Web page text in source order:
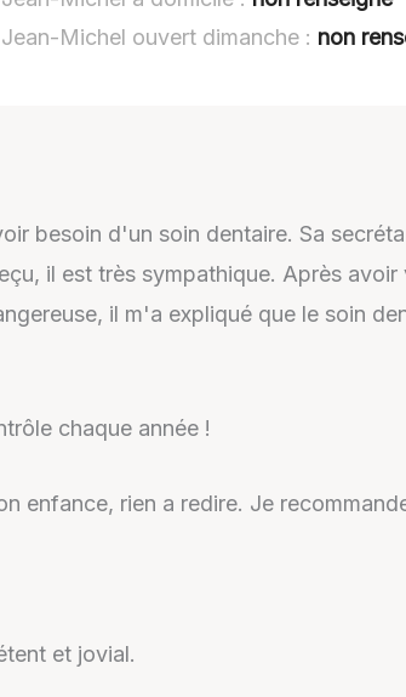
Michel ouvert dimanche : non
besoin d'un soin dentaire. Sa
il est très sympathique. Après
il m'a expliqué que le soin
chaque année !
enfance, rien a redire. Je
et jovial.